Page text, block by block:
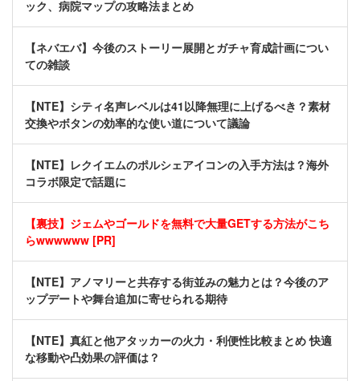
ック、病院マップの攻略法まとめ
【ネバエバ】今後のストーリー展開とガチャ育成計画につい
ての雑談
【NTE】シティ名声レベルは41以降無理に上げるべき？素材
交換やボタンの効率的な使い道について議論
【NTE】レクイエムのポルシェアイコンの入手方法は？海外
コラボ限定で話題に
【裏技】ジェムやゴールドを無料で大量GETする方法がこち
らwwwwww [PR]
【NTE】アノマリーと共存する街並みの魅力とは？今後のア
ップデートや舞台追加に寄せられる期待
【NTE】真紅と他アタッカーの火力・利便性比較まとめ 快適
な移動や凸効果の評価は？